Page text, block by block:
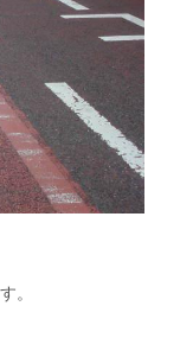
。